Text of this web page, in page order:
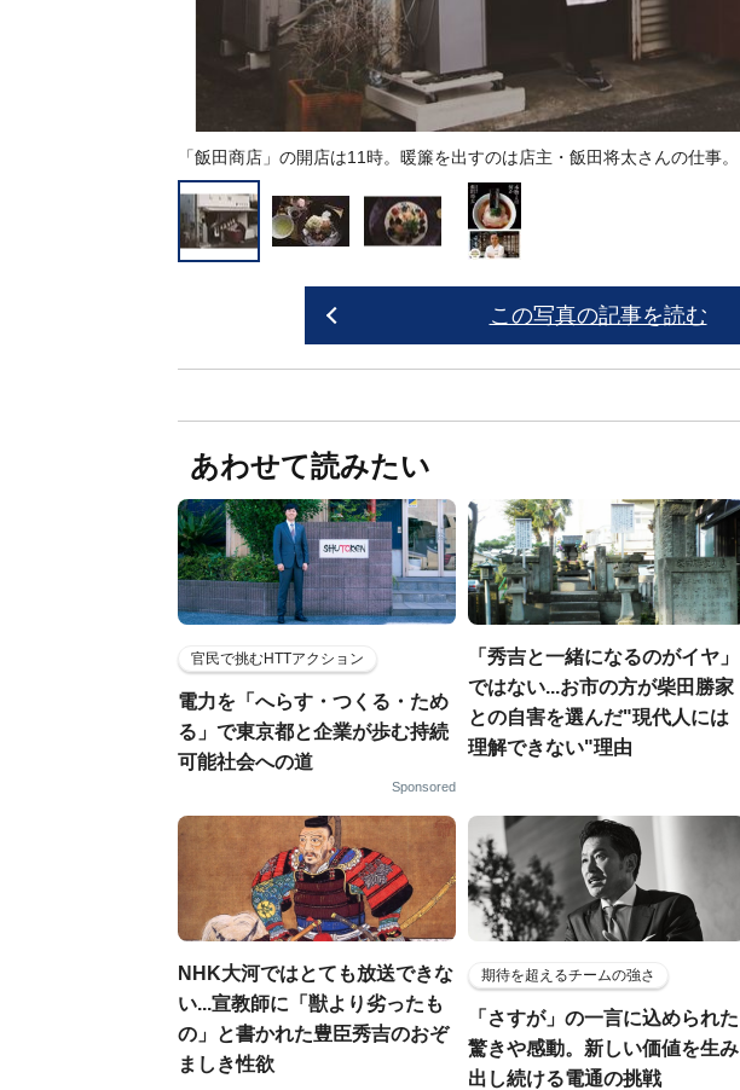
「飯田商店」の開店は11時。暖簾を出すのは店主・飯田将太さんの仕事。
この写真の記事を読む
あわせて読みたい
官民で挑むHTTアクション
電力を「へらす・つくる・ため
る」で東京都と企業が歩む持続
可能社会への道
Sponsored
「秀吉と一緒になるのがイヤ」
ではない...お市の方が柴田勝家
との自害を選んだ"現代人には
理解できない"理由
NHK大河ではとても放送できな
い...宣教師に「獣より劣ったも
の」と書かれた豊臣秀吉のおぞ
ましき性欲
期待を超えるチームの強さ
「さすが」の一言に込められた
驚きや感動。新しい価値を生み
出し続ける電通の挑戦